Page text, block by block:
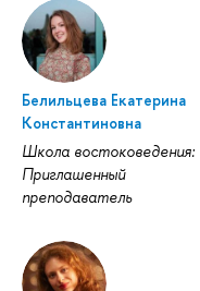
Белильцева Екатерина
Константиновна
Школа востоковедения:
Приглашенный
преподаватель